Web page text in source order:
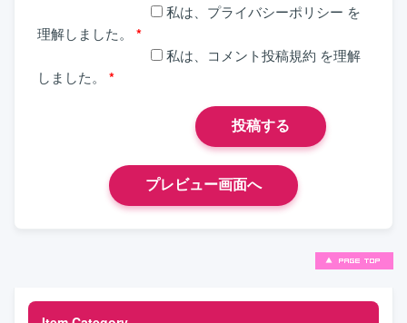
私は、 プライバシーポリシー を
理解しました。
*
私は、 コメント投稿規約 を理解
しました。
*